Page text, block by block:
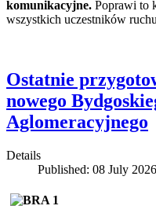
komunikacyjne. Poprawi to
wszystkich uczestników
Ostatnie
nowego
Aglomeracyjnego
Details
Published: 08 July 2026